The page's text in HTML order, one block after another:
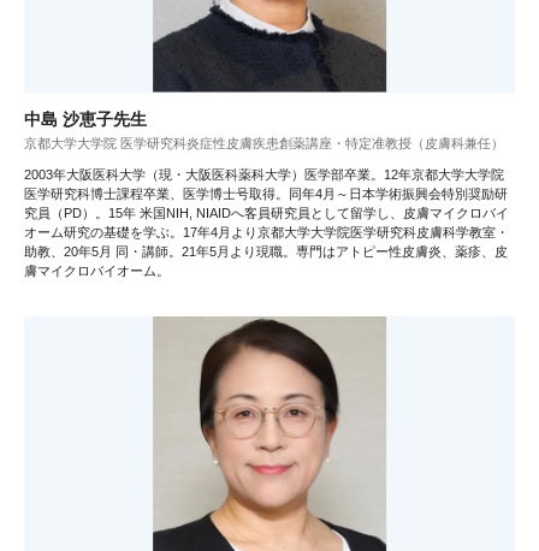
中島 沙恵子先生
京都大学大学院 医学研究科炎症性皮膚疾患創薬講座・特定准教授（皮膚科兼任）
2003年大阪医科大学（現・大阪医科薬科大学）医学部卒業。12年京都大学大学院
医学研究科博士課程卒業、医学博士号取得。同年4月～日本学術振興会特別奨励研
究員（PD）。15年 米国NIH, NIAIDへ客員研究員として留学し、皮膚マイクロバイ
オーム研究の基礎を学ぶ。17年4月より京都大学大学院医学研究科皮膚科学教室・
助教、20年5月 同・講師。21年5月より現職。専門はアトピー性皮膚炎、薬疹、皮
膚マイクロバイオーム。